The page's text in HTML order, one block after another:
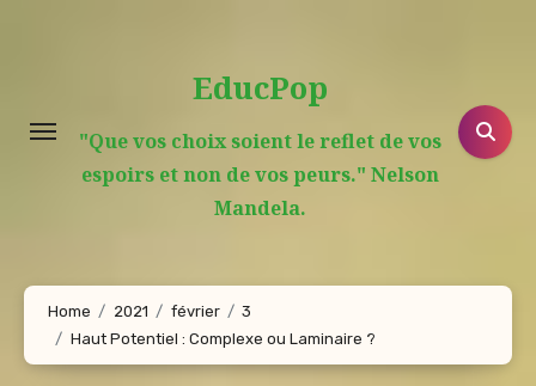
EducPop
"Que vos choix soient le reflet de vos
espoirs et non de vos peurs." Nelson
Mandela.
Home 2021 février
3
Haut Potentiel : Complexe ou Laminaire ?